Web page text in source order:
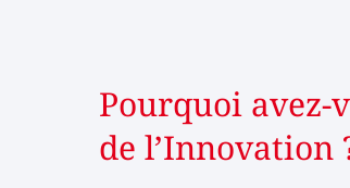
Pourquoi
de l’Innovation